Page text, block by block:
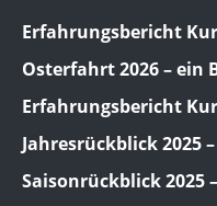
Erfahrungsbericht
Osterfahrt 2026 – ein
Erfahrungsbericht
Jahresrückblick 2025
Saisonrückblick